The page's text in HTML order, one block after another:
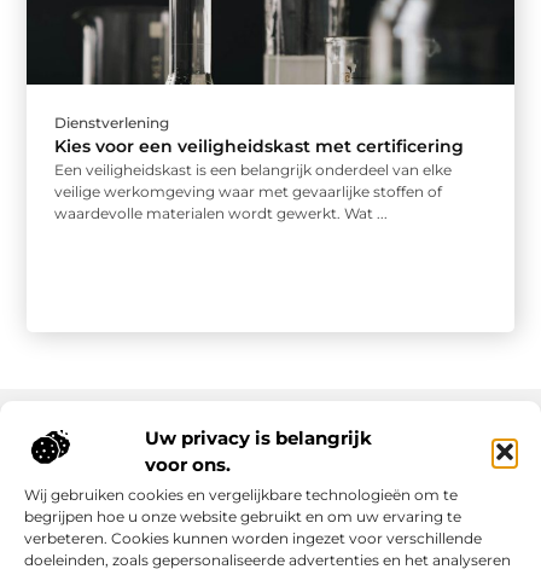
Uw privacy is belangrijk
voor ons.
Wij gebruiken cookies en vergelijkbare technologieën om te
begrijpen hoe u onze website gebruikt en om uw ervaring te
verbeteren. Cookies kunnen worden ingezet voor verschillende
doeleinden, zoals gepersonaliseerde advertenties en het analyseren
Dienstverlening
Kies voor een veiligheidskast met certificering
Een veiligheidskast is een belangrijk onderdeel van elke
veilige werkomgeving waar met gevaarlijke stoffen of
waardevolle materialen wordt gewerkt. Wat ...
Onze informatie